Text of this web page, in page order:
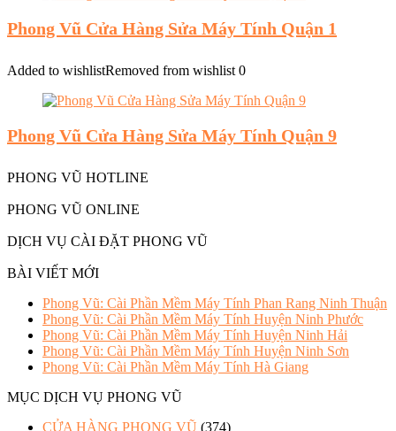
Phong Vũ Cửa Hàng Sửa Máy Tính Quận 1
Added to wishlistRemoved from wishlist 0
Phong Vũ Cửa Hàng Sửa Máy Tính Quận 9
PHONG VŨ HOTLINE
PHONG VŨ ONLINE
DỊCH VỤ CÀI ĐẶT PHONG VŨ
BÀI VIẾT MỚI
Phong Vũ: Cài Phần Mềm Máy Tính Phan Rang Ninh Thuận
Phong Vũ: Cài Phần Mềm Máy Tính Huyện Ninh Phước
Phong Vũ: Cài Phần Mềm Máy Tính Huyện Ninh Hải
Phong Vũ: Cài Phần Mềm Máy Tính Huyện Ninh Sơn
Phong Vũ: Cài Phần Mềm Máy Tính Hà Giang
MỤC DỊCH VỤ PHONG VŨ
CỬA HÀNG PHONG VŨ (374)